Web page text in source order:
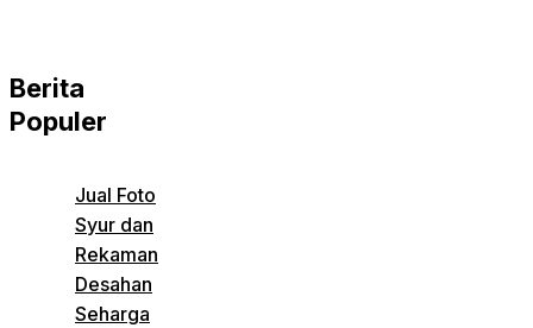
Berita
Populer
Jual Foto
Syur dan
Rekaman
Desahan
Seharga